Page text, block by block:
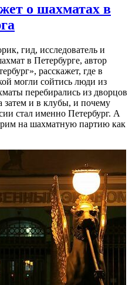
о шахматах в
гид, исследователь и
в Петербурге, автор
расскажет, где в
могли сойтись люди из
перебирались из дворцов
затем и в клубы, и почему
стал именно Петербург. А
на шахматную партию как